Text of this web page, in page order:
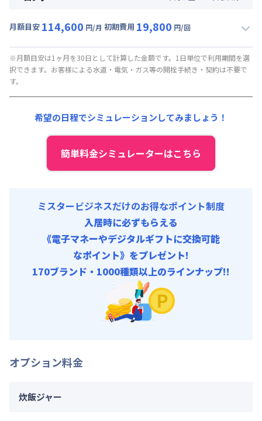
月額目安 114,600 円/月 初期費用 19,800 円/回
月額賃料目安(30日利用)
賃料 : 90,000円/月 (3,000円/日)
光熱費他 :
その他費用 :
火災保険料: 1,500円/月
事務手数料 : 10,000円/回 (税抜)
※月額目安は1ヶ月を30日として計算した金額です。1日単位で利用期間を選
択できます。お客様による水道・電気・ガス等の開栓手続き・契約は不要で
す。
希望の日程でシミュレーションしてみましょう！
簡単料金シミュレーターはこちら
ミスタービジネスだけのお得なポイント制度
入居時に必ずもらえる
《電子マネーやデジタルギフトに交換可能
なポイント》をプレゼント!
170ブランド・1000種類以上のラインナップ!!
オプション料金
炊飯ジャー